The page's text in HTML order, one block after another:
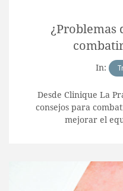
¿Problemas
In:
Desde Clinique La
consejos para
mejorar el